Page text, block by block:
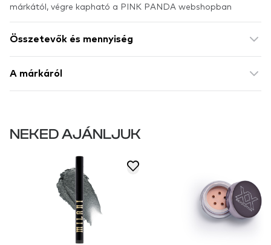
márkától, végre kapható a PINK PANDA webshopban
Összetevők és mennyiség
A márkáról
NEKED AJÁNLJUK